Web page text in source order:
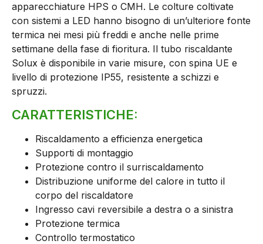
apparecchiature HPS o CMH. Le colture coltivate
con sistemi a LED hanno bisogno di un’ulteriore fonte
termica nei mesi più freddi e anche nelle prime
settimane della fase di fioritura. Il tubo riscaldante
Solux è disponibile in varie misure, con spina UE e
livello di protezione IP55, resistente a schizzi e
spruzzi.
CARATTERISTICHE:
Riscaldamento a efficienza energetica
Supporti di montaggio
Protezione contro il surriscaldamento
Distribuzione uniforme del calore in tutto il
corpo del riscaldatore
Ingresso cavi reversibile a destra o a sinistra
Protezione termica
Controllo termostatico